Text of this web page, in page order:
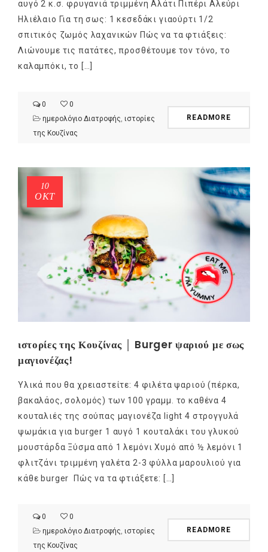
αυγό 2 κ.σ. φρυγανιά τριμμένη Αλάτι Πιπέρι Αλεύρι
Ηλιέλαιο Για τη σως: 1 κεσεδάκι γιαούρτι 1/2
σπιτικός ζωμός λαχανικών Πώς να τα φτιάξεις:
Λιώνουμε τις πατάτες, προσθέτουμε τον τόνο, το
καλαμπόκι, το […]
0
0
ημερολόγιο Διατροφής ιστορίες
της Κουζίνας
READMORE
10
ΟΚΤ
ιστορίες της Κουζίνας │ Burger ψαριού με σως
μαγιονέζας!
Υλικά που θα χρειαστείτε: 4 φιλέτα ψαριού (πέρκα,
βακαλάος, σολομός) των 100 γραμμ. το καθένα 4
κουταλιές της σούπας μαγιονέζα light 4 στρογγυλά
ψωμάκια για burger 1 αυγό 1 κουταλάκι του γλυκού
μουστάρδα Ξύσμα από 1 λεμόνι Χυμό από ½ λεμόνι 1
φλιτζάνι τριμμένη γαλέτα 2-3 φύλλα μαρουλιού για
κάθε burger Πώς να τα φτιάξετε: […]
0
0
ημερολόγιο Διατροφής, ιστορίες
της Κουζίνας
READMORE